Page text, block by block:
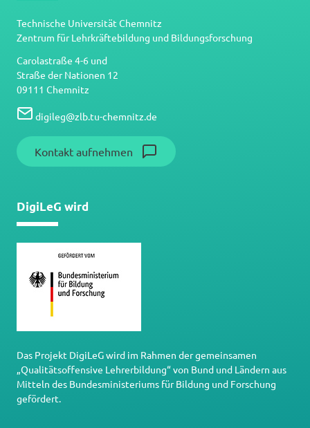
Technische Universität Chemnitz
Zentrum für Lehrkräftebildung und Bildungsforschung
Carolastraße 4-6 und
Straße der Nationen 12
09111 Chemnitz
digileg@zlb.tu-chemnitz.de
Kontakt aufnehmen
DigiLeG wird
Das Projekt DigiLeG wird im Rahmen der gemeinsamen
„Qualitätsoffensive Lehrerbildung“ von Bund und Ländern aus
Mitteln des Bundesministeriums für Bildung und Forschung
gefördert.